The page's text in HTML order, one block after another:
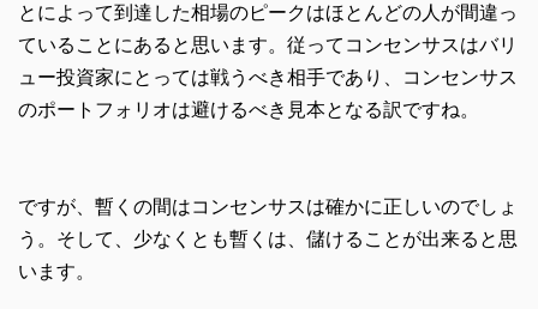
とによって到達した相場のピークはほとんどの人が間違っ
ていることにあると思います。従ってコンセンサスはバリ
ュー投資家にとっては戦うべき相手であり、コンセンサス
のポートフォリオは避けるべき見本となる訳ですね。
ですが、暫くの間はコンセンサスは確かに正しいのでしょ
う。そして、少なくとも暫くは、儲けることが出来ると思
います。